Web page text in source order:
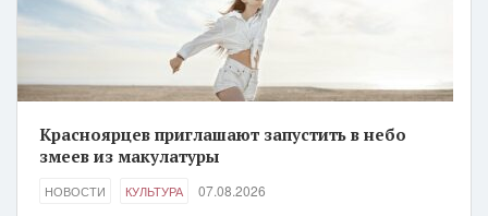
Красноярцев приглашают запустить в небо
змеев из макулатуры
НОВОСТИ КУЛЬТУРА 07.08.2026